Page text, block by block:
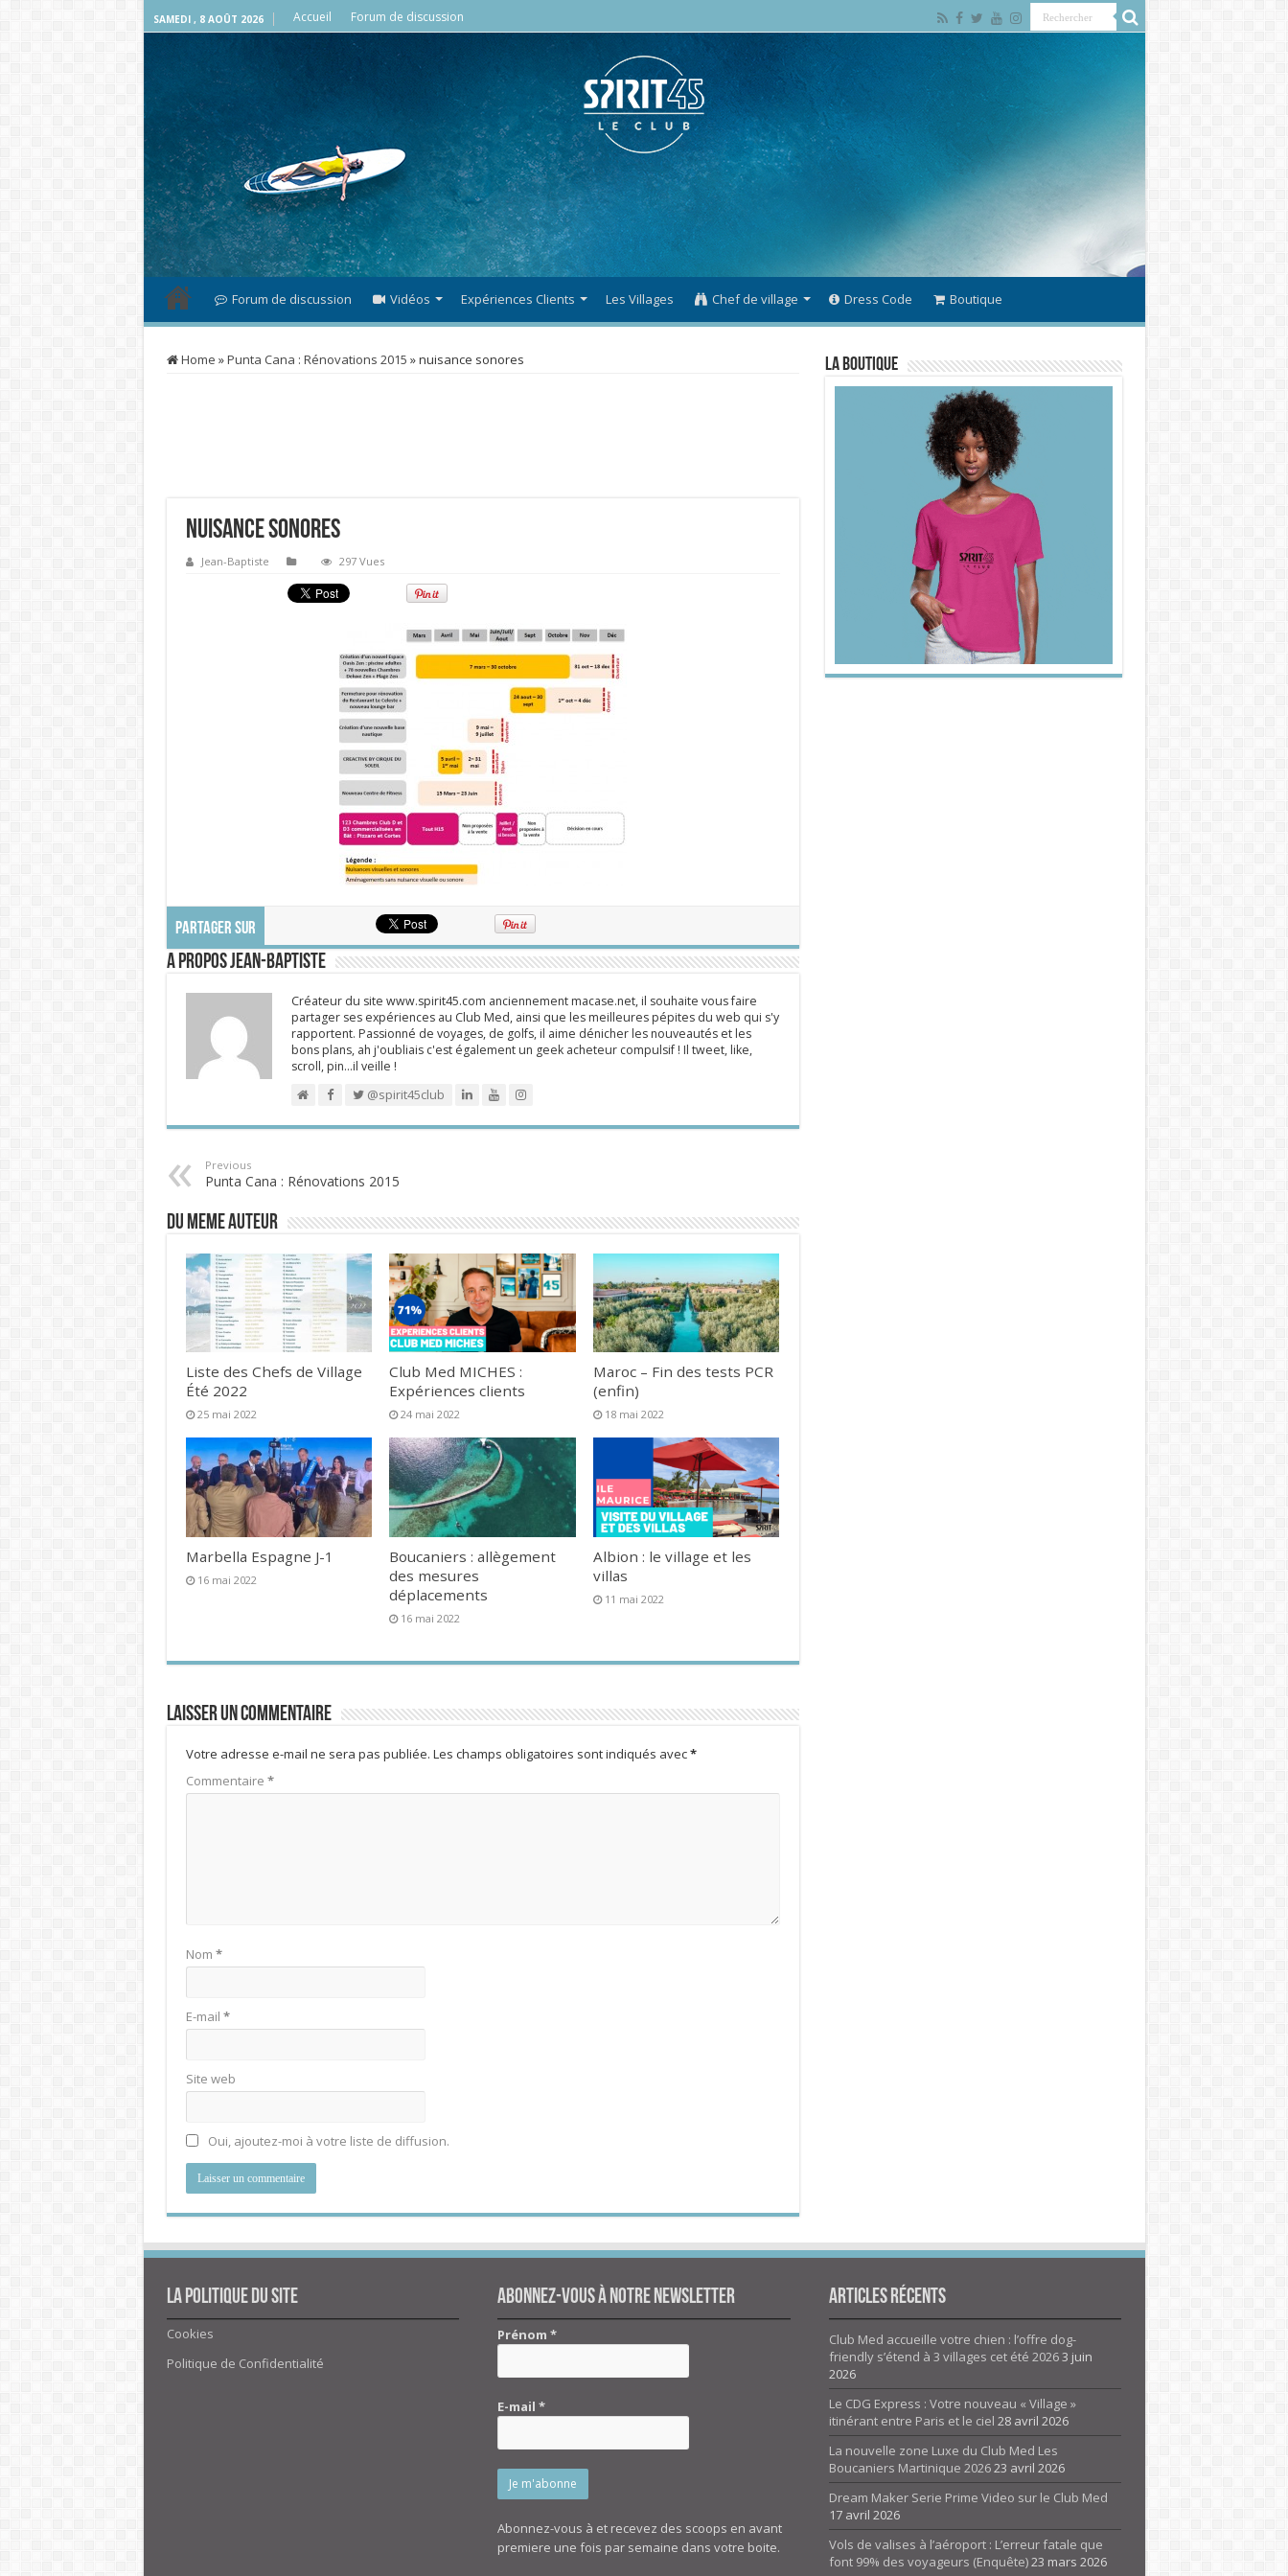
SAMEDI , 8 AOÛT 2026 Accueil Forum de discussion
Forum de discussion Vidéos Expériences Clients Les Villages Chef de village Dress Code Boutique
Home »Punta Cana : Rénovations 2015 »nuisance sonores
nuisance sonores
Jean-Baptiste 297 Vues
PARTAGER SUR
A propos Jean-Baptiste
Créateur du site www.spirit45.com anciennement macase.net, il souhaite vous faire
partager ses expériences au Club Med, ainsi que les meilleures pépites du web qui s'y
rapportent. Passionné de voyages, de golfs, il aime dénicher les nouveautés et les
bons plans, ah j'oubliais c'est également un geek acheteur compulsif ! Il tweet, like,
scroll, pin…il veille !
@spirit45club
Previous
Punta Cana : Rénovations 2015
DU MEME AUTEUR
Liste des Chefs de Village
Été 2022
25 mai 2022
Club Med MICHES :
Expériences clients
24 mai 2022
Maroc – Fin des tests PCR
(enfin)
18 mai 2022
Marbella Espagne J-1
16 mai 2022
Boucaniers : allègement
des mesures
déplacements
16 mai 2022
Albion : le village et les
villas
11 mai 2022
Laisser un commentaire
Votre adresse e-mail ne sera pas publiée. Les champs obligatoires sont indiqués avec*
Commentaire *
Nom *
E-mail *
Site web
Oui, ajoutez-moi à votre liste de diffusion.
La Boutique
La politique du site
Cookies
Politique de Confidentialité
Abonnez-vous à notre newsletter
Prénom*
E-mail*
Abonnez-vous à et recevez des scoops en avant
premiere une fois par semaine dans votre boite.
Articles Récents
Club Med accueille votre chien : l’offre dog-
friendly s’étend à 3 villages cet été 20263 juin
2026
Le CDG Express : Votre nouveau « Village »
itinérant entre Paris et le ciel 28 avril 2026
La nouvelle zone Luxe du Club Med Les
Boucaniers Martinique 202623 avril 2026
Dream Maker Serie Prime Video sur le Club Med
17 avril 2026
Vols de valises à l’aéroport : L’erreur fatale que
font 99% des voyageurs (Enquête)23 mars 2026